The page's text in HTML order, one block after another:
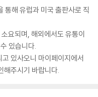
통해 유럽과 미국 출판사로 직
요되며, 해외에서도 유통이
있습니다.
있사오니 마이페이지에서
해주시기 바랍니다.